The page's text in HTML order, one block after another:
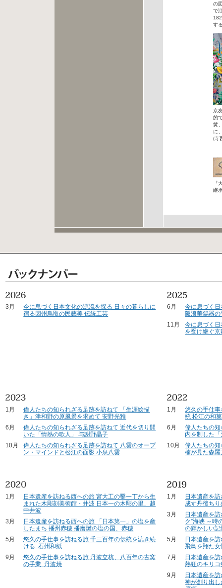
の
で
す
京
的
黄
に
(寺
『
継
3月
今に息づく日本文化の源流を探る 日々の暮らしに
宿る因州鳥取の民藝美 伝統工芸
6月
今に息づく
阪浪華錫器
11月
今に息づく
を受け継ぐ
1月
偉人たちの知られざる足跡を訪ねて 「生涯絵描
き」津和野の原風景を求めて 安野光雅
6月
偉人たちの知られざる足跡を訪ねて 近代を切り開
いた「情熱の歌人」 与謝野晶子
10月
偉人たちの知られざる足跡を訪ねて 八雲のオープ
ン・マインドと松江の面影 小泉八雲
1月
悠久の手仕
統 松江の和
6月
偉人たちの
内を制した
10月
偉人たちの
楠が見た森
1月
日本遺産を訪ねる西への旅 宮大工の鑿一丁から生
まれた木彫刻美術館・井波 日本一の木彫の里、越
中井波
3月
日本遺産を訪ねる西への旅 「日本第一」の塩を産
したまち 播州赤穂 播磨灘の塩の国、赤穂
5月
悠久の手仕事を訪ねる旅 千三百年の伝統を漉き続
ける 石州和紙
9月
悠久の手仕事を訪ねる旅 丹波立杭、八百年の古窯
の手業 丹波焼
1月
日本遺産を
成す丹後ち
3月
日本遺産を
ク”海峡 ～時
の輝かしい記
5月
日本遺産を
飛鳥を翔た
7月
日本遺産を
熱狂のキリ
9月
日本遺産を
神が創り出